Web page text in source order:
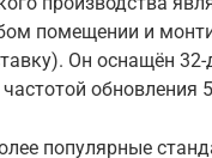
помещении и
Он оснащён
частотой
популярные